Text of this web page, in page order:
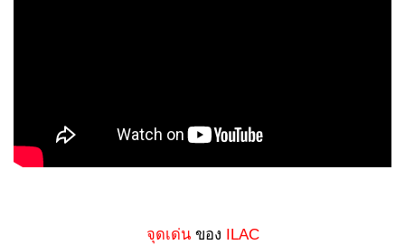
จุดเด่นของ ILAC